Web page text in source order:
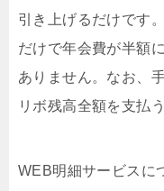
引き上げるだけです
だけで年会費が半額
ありません。なお、
リボ残高全額を支払
WEB明細サービスに